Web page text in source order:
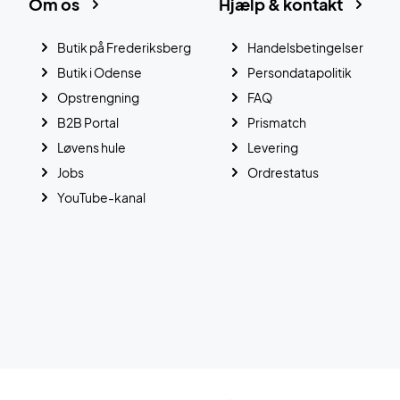
Handelsbetingelser
Persondatapolitik
FAQ
Prismatch
Levering
Ordrestatus
Butik på Frederiksberg
Butik i Odense
Opstrengning
B2B Portal
Løvens hule
Jobs
YouTube-kanal